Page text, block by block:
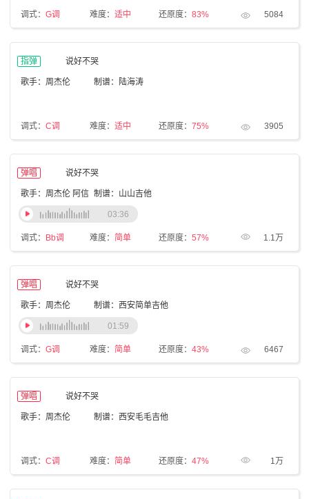
调式： G调 难度： 适中 还原度： 83% 5084
指弹 说好不哭
歌手：周杰伦 制谱：陆海涛
调式： C调 难度： 适中 还原度： 75% 3905
弹唱 说好不哭
歌手：周杰伦 阿信 制谱：山山吉他
调式： Bb调 难度： 简单 还原度： 57% 1.1万
03:36
弹唱 说好不哭
歌手：周杰伦 制谱：西安简单吉他
调式： G调 难度： 简单 还原度： 43% 6467
01:59
弹唱 说好不哭
歌手：周杰伦 制谱：西安毛毛吉他
调式： C调 难度： 简单 还原度： 47% 1万